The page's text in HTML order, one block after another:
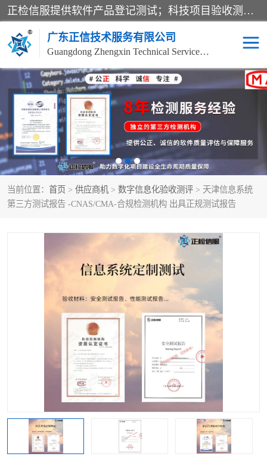
正检信服提供软件产品登记测试；科技项目验收测试；产品确认测试；功能测试；性能测试；安全测试；代码审计测试；漏洞扫描测试；渗透测试；风险评估测试；信息安全等级保护测评；双软认定；实验室建设质量体系建设；软件着作权、软件评测等服务。
广东正信技术服务有限公司
Guangdong Zhengxin Technical Service Co., Ltd
当前位置： 首页 > 供应商机 > 数字信息化验收测评 > 天津信息系统
第三方测试报告 -CNAS/CMA-合规检测机构 出具正规测试报告
电子政务验收测评 数字信息化验收测评
应用软件系统测试 信息系统漏洞扫描
科技成果鉴定测试 软件产品登记测试
信息安全风险评估 系统性能效率测试